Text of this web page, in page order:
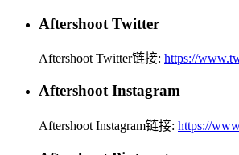
Aftershoot Twitter
Aftershoot Twitter链接: https://
Aftershoot Instagram
Aftershoot Instagram链接: https://